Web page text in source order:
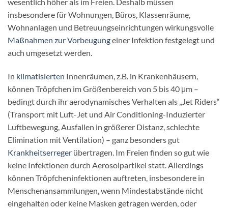
insbesondere für Wohnungen, Büros, Klassenräume,
Wohnanlagen und Betreuungseinrichtungen wirkungsvolle
Maßnahmen zur Vorbeugungeiner Infektion festgelegt und
auch umgesetzt werden.
In klimatisierten Innenräumen, z.B. in Krankenhäusern,
können Tröpfchen im Größenbereich von 5 bis 40 μm –
bedingt durch ihr aerodynamisches Verhalten als „Jet Riders“
(Transport mit Luft-Jet und Air Conditioning-Induzierter
Luftbewegung, Ausfallen in größerer Distanz, schlechte
Elimination mit Ventilation) – ganz besonders gut
Krankheitserreger übertragen. Im Freien finden so gut wie
keine Infektionen durch Aerosolpartikel statt. Allerdings
können Tröpfcheninfektionen auftreten, insbesondere in
Menschenansammlungen, wenn Mindestabstände nicht
eingehalten oder keine Masken getragen werden, oder